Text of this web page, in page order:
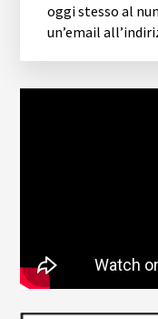
oggi stesso al
un’email